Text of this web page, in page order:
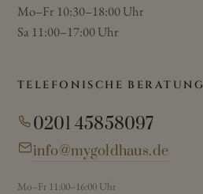
Mo–Fr 10:30–18:00 Uhr
Sa 11:00–17:00 Uhr
TELEFONISCHE BERATUNG
0201 45858097
info@mygoldhaus.de
Mo–Fr 11:00–16:00 Uhr